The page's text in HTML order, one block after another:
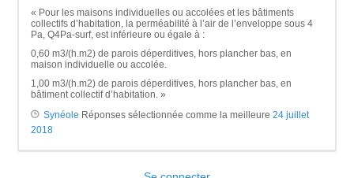
« Pour les maisons individuelles ou accolées et les bâtiments
collectifs d’habitation, la perméabilité à l’air de l’enveloppe sous 4
Pa, Q4Pa-surf, est inférieure ou égale à :
0,60 m3/(h.m2) de parois déperditives, hors plancher bas, en
maison individuelle ou accolée.
1,00 m3/(h.m2) de parois déperditives, hors plancher bas, en
bâtiment collectif d’habitation. »
Synéole Réponses sélectionnée comme la meilleure24 juillet
2018